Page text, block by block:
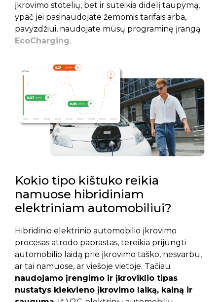
įkrovimo stotelių, bet ir suteikia didelį taupymą,
ypač jei pasinaudojate žemomis tarifais arba,
pavyzdžiui, naudojate mūsų programinę įrangą
EcoCharging.
Kokio tipo kištuko reikia
namuose hibridiniam
elektriniam automobiliui?
Hibridinio elektrinio automobilio įkrovimo
procesas atrodo paprastas, tereikia prijungti
automobilio laidą prie įkrovimo taško, nesvarbu,
ar tai namuose, ar viešoje vietoje. Tačiau
naudojamo įrengimo ir įkroviklio tipas
nustatys kiekvieno įkrovimo laiką, kainą ir